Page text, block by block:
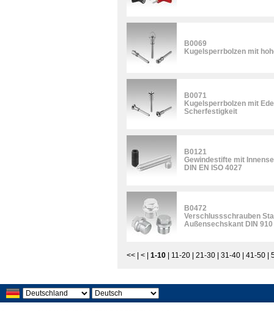
B0069
Kugelsperrbolzen mit
B0071
Kugelsperrbolzen mit
Scherfestigkeit
B0121
Gewindestifte mit
DIN EN ISO 4027
B0472
Verschlussschrauben
Außensechskant DIN 910
<< < 1-10 11-20 21-30 31-40 41-50